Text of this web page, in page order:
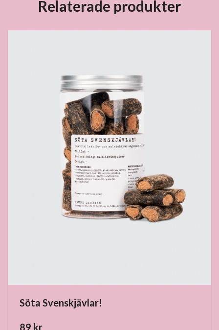
Relaterade produkter
Söta Svenskjävlar!
89 kr